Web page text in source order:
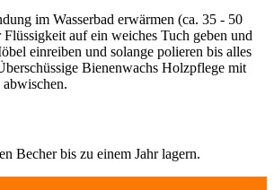
im Wasserbad erwärmen (ca. 35 - 50
auf ein weiches Tuch geben und
einreiben und solange polieren bis alles
Bienenwachs Holzpflege mit
Becher bis zu einem Jahr lagern.